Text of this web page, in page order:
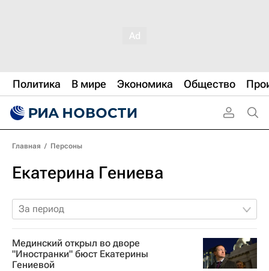
Политика В мире Экономика Общество
Главная / Персоны
Екатерина Гениева
За период
Мединский открыл во дворе
"Иностранки" бюст Екатерины
Гениевой